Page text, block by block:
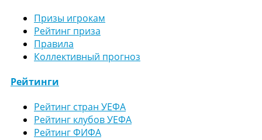
Призы игрокам
Рейтинг приза
Правила
Коллективный прогноз
Рейтинги
Рейтинг стран УЕФА
Рейтинг клубов УЕФА
Рейтинг ФИФА